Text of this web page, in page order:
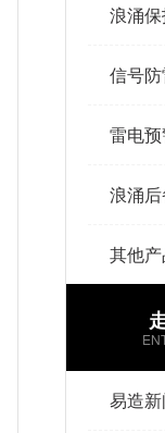
浪涌
信号
雷电
浪涌
其他
易造